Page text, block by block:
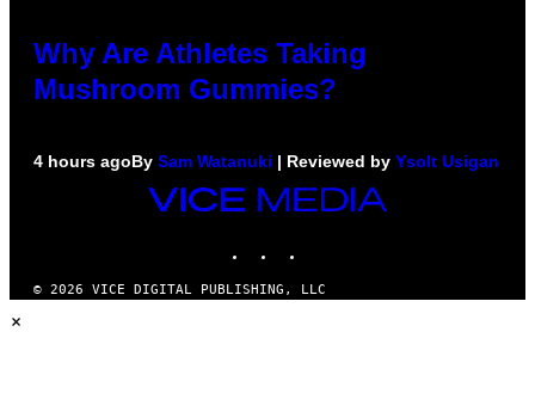
Why Are Athletes Taking
Mushroom Gummies?
4 hours agoBy Sam Watanuki | Reviewed by Ysolt Usigan
VICE
© 2026 VICE DIGITAL PUBLISHING, LLC
×